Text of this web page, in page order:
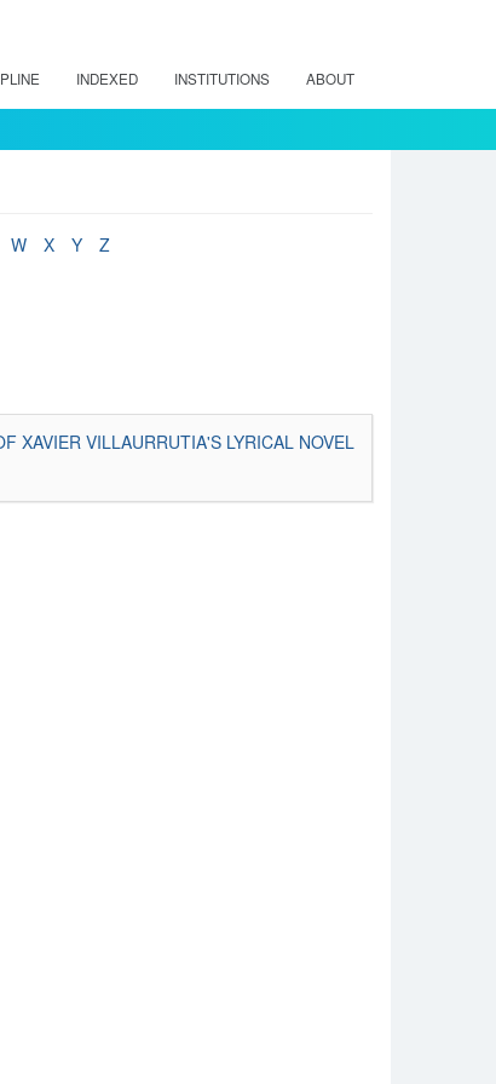
INDEXED INSTITUTIONS ABOUT
W X Y
Z
XAVIER VILLAURRUTIA'S LYRICAL NOVEL